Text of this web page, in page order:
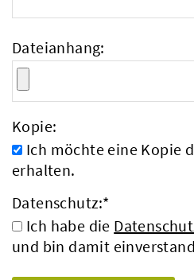
Dateianhang:
Kopie:
Ich möchte eine Kopie
erhalten.
Datenschutz:*
Ich habe die
und bin damit